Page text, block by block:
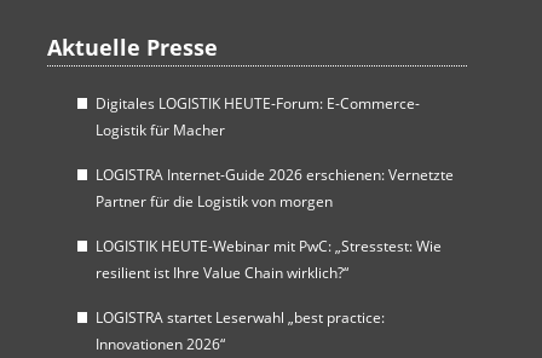
Aktuelle Presse
Digitales LOGISTIK HEUTE-Forum: E-Commerce-
Logistik für Macher
LOGISTRA Internet-Guide 2026 erschienen: Vernetzte
Partner für die Logistik von morgen
LOGISTIK HEUTE-Webinar mit PwC: „Stresstest: Wie
resilient ist Ihre Value Chain wirklich?“
LOGISTRA startet Leserwahl „best practice:
Innovationen 2026“